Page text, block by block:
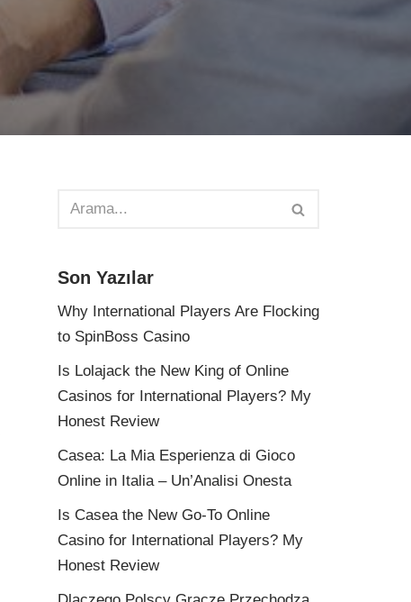
Son Yazılar
Why International Players Are Flocking
to SpinBoss Casino
Is Lolajack the New King of Online
Casinos for International Players? My
Honest Review
Casea: La Mia Esperienza di Gioco
Online in Italia – Un’Analisi Onesta
Is Casea the New Go-To Online
Casino for International Players? My
Honest Review